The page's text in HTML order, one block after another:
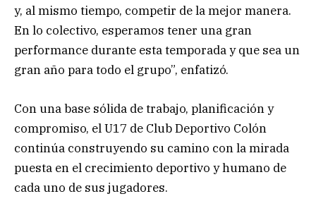
y, al mismo tiempo, competir de la mejor manera.
En lo colectivo, esperamos tener una gran
performance durante esta temporada y que sea un
gran año para todo el grupo”, enfatizó.
Con una base sólida de trabajo, planificación y
compromiso, el U17 de Club Deportivo Colón
continúa construyendo su camino con la mirada
puesta en el crecimiento deportivo y humano de
cada uno de sus jugadores.